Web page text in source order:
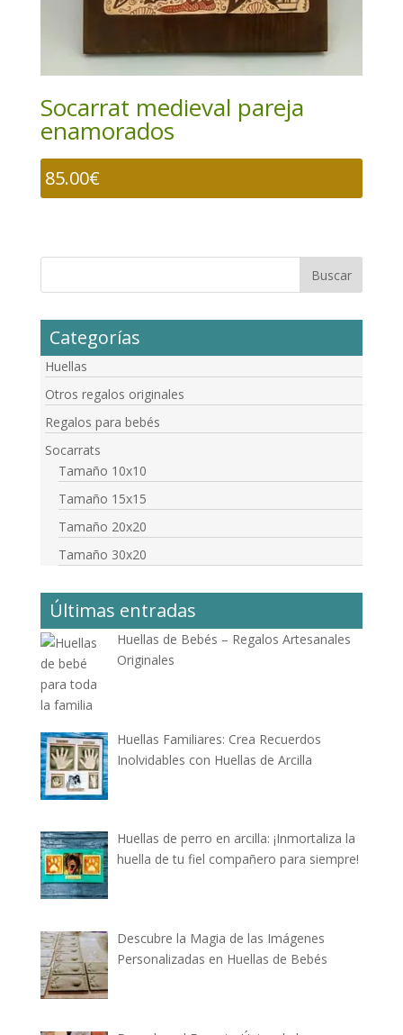
Socarrat medieval pareja
enamorados
85.00€
Categorías
Huellas
Otros regalos originales
Regalos para bebés
Socarrats
Tamaño 10x10
Tamaño 15x15
Tamaño 20x20
Tamaño 30x20
Últimas entradas
Huellas de Bebés – Regalos Artesanales
Originales
Huellas Familiares: Crea Recuerdos
Inolvidables con Huellas de Arcilla
Huellas de perro en arcilla: ¡Inmortaliza la
huella de tu fiel compañero para siempre!
Descubre la Magia de las Imágenes
Personalizadas en Huellas de Bebés